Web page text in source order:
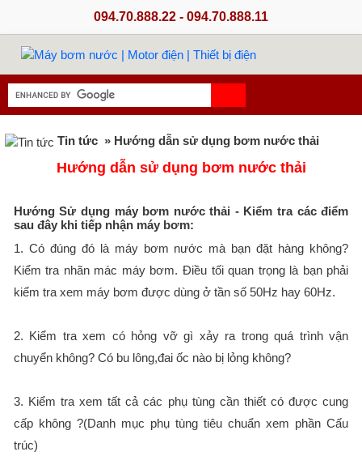
094.70.888.22 - 094.70.888.11
Tin tức » Hướng dẫn sử dụng bơm nước thải
Hướng dẫn sử dụng bơm nước thải
Hướng Sử dụng máy bơm nước thải - Kiểm tra các điểm
sau đây khi tiếp nhận máy bơm:
1. Có đúng đó là máy bơm nước mà bạn đặt hàng không?
Kiểm tra nhãn mác máy bơm. Điều tối quan trọng là bạn phải
kiểm tra xem máy bơm được dùng ở tần số 50Hz hay 60Hz.
2. Kiểm tra xem có hỏng vỡ gì xảy ra trong quá trình vận
chuyển không? Có bu lông,đai ốc nào bị lỏng không?
3. Kiểm tra xem tất cả các phụ tùng cần thiết có được cung
cấp không ?(Danh mục phụ tùng tiêu chuẩn xem phần Cấu
trúc)